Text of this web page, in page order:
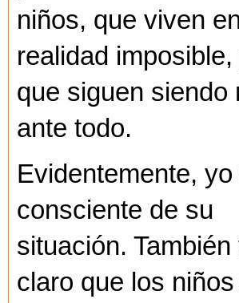
niños, que viven
realidad imposible,
que siguen siendo
ante todo.
Evidentemente, yo
consciente de su
situación.
claro que los